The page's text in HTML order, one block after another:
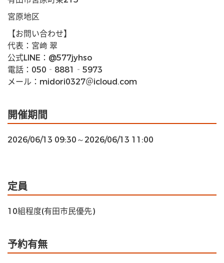
宮原地区
【お問い合わせ】
代表：宮﨑 翠
公式LINE：@577jyhso
電話：050‐8881‐5973
メール：midori0327＠icloud.com
開催期間
2026/06/13 09:30～2026/06/13 11:00
定員
10組程度(有田市民優先)
予約有無